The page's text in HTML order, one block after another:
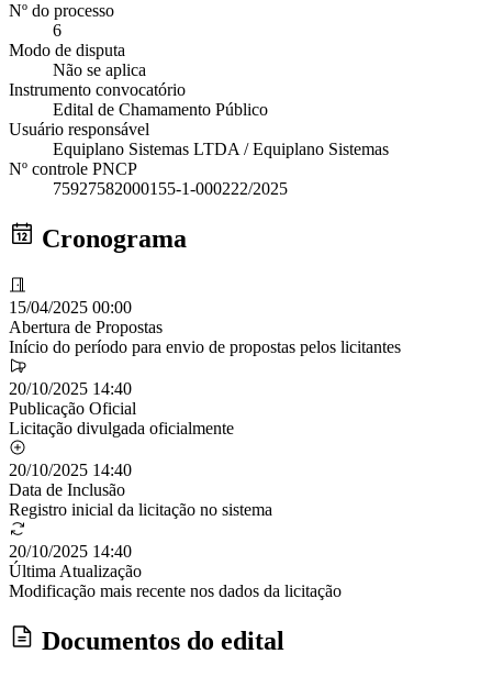
Nº do processo
6
Modo de disputa
Não se aplica
Instrumento convocatório
Edital de Chamamento Público
Usuário responsável
Equiplano Sistemas LTDA / Equiplano Sistemas
Nº controle PNCP
75927582000155-1-000222/2025
Cronograma
15/04/2025 00:00
Abertura de Propostas
Início do período para envio de propostas pelos licitantes
20/10/2025 14:40
Publicação Oficial
Licitação divulgada oficialmente
20/10/2025 14:40
Data de Inclusão
Registro inicial da licitação no sistema
20/10/2025 14:40
Última Atualização
Modificação mais recente nos dados da licitação
Documentos do edital